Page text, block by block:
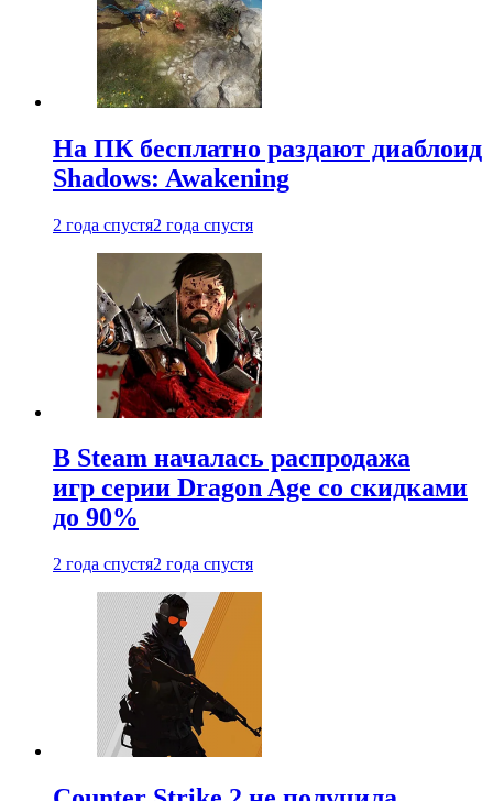
На ПК бесплатно раздают диаблоид
Shadows: Awakening
2 года спустя2 года спустя
В Steam началась распродажа
игр серии Dragon Age со скидками
до 90%
2 года спустя2 года спустя